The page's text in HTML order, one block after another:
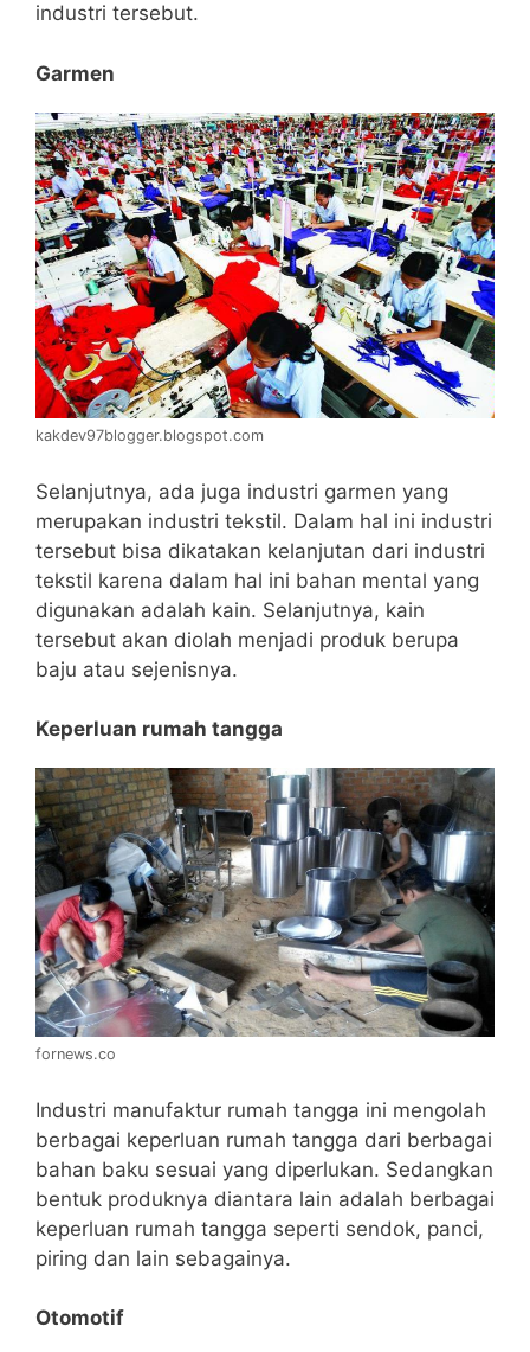
industri tersebut.
Garmen
kakdev97blogger.blogspot.com
Selanjutnya, ada juga industri garmen yang
merupakan industri tekstil. Dalam hal ini industri
tersebut bisa dikatakan kelanjutan dari industri
tekstil karena dalam hal ini bahan mental yang
digunakan adalah kain. Selanjutnya, kain
tersebut akan diolah menjadi produk berupa
baju atau sejenisnya.
Keperluan rumah tangga
fornews.co
Industri manufaktur rumah tangga ini mengolah
berbagai keperluan rumah tangga dari berbagai
bahan baku sesuai yang diperlukan. Sedangkan
bentuk produknya diantara lain adalah berbagai
keperluan rumah tangga seperti sendok, panci,
piring dan lain sebagainya.
Otomotif